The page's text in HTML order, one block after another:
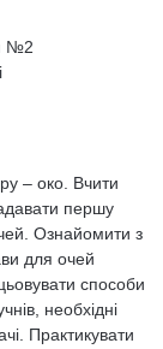
№2
– око. Вчити
першу
Ознайомити з
для очей
способи
необхідні
Практикувати